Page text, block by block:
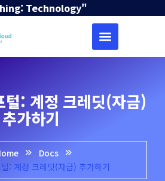
Technology"
털: 계정 크레딧(자금)
추가하기
Docs
: 계정 크레딧(자금) 추가하기